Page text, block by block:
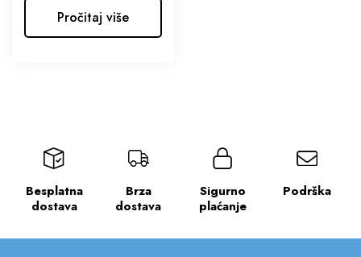
Pročitaj više
Besplatna
dostava
Brza
dostava
Sigurno
plaćanje
Podrška